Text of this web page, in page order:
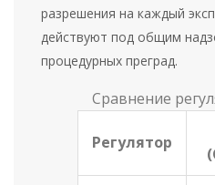
разрешения на каждый
действуют под общим
процедурных преград.
Сравнение
Регулятор